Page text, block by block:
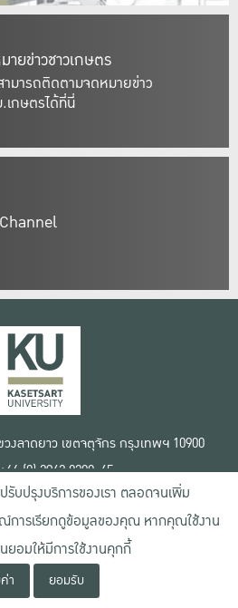
ายข่าวชาวเกษตร
มารถติดตามจดหมายข่าว
เกษตรได้ที่นี่
งลาดยาว เขตจตุจักร กรุงเทพฯ 10900
(0) 2942 8200-45
มหาวิทยาลัยเกษตรศาสตร์
ขการใช้งานเว็บไซต์
ลงด้านสิทธิ์ใช้งาน
ายความเป็นส่วนตัว
รับปรุงบริการของเรา ตลอดจนเพิ่ม
การเรียกดูข้อมูลของคุณ หากคุณใช้งาน
ยอมให้มีการใช้งานคุกกี้
า ยอมรับ